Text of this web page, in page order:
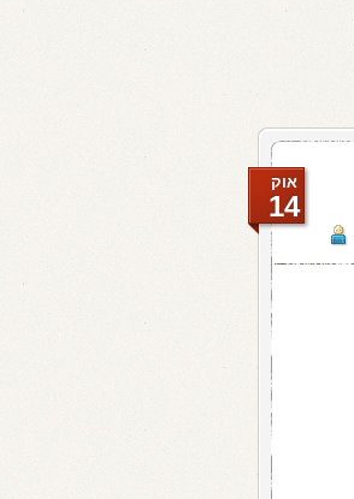
אוק
14